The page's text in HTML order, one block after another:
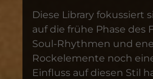
Diese Library fokussiert
auf die frühe Phase des
Soul-Rhythmen und
Rockelemente noch
Einfluss auf diesen Stil